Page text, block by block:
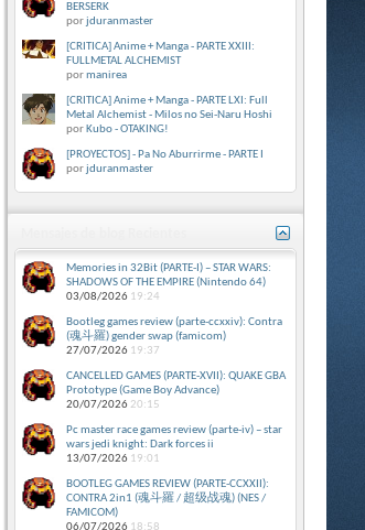
BERSERK
porjduranmaster
[CRITICA] Anime + Manga - PARTE XXIII:
FULLMETAL ALCHEMIST
pormanirea
[CRITICA] Anime + Manga - PARTE LXI: Full
Metal Alchemist - Milos no Sei-Naru Hoshi
por Kubo - OTAKING!
[PROYECTOS] - Pa No Aburrirme - PARTE I
porjduranmaster
Memories in 32Bit (PARTE-I) – STAR WARS:
SHADOWS OF THE EMPIRE (Nintendo 64)
03/08/2026 19:24
Bootleg games review (parte-ccxxiv): Contra
(魂斗羅) gender swap (famicom)
27/07/2026 19:37
CANCELLED GAMES (PARTE-XVII): QUAKE GBA
Prototype (Game Boy Advance)
20/07/2026 20:15
Pc master race games review (parte-iv) – star
wars jedi knight: Dark forces ii
13/07/2026 19:01
BOOTLEG GAMES REVIEW (PARTE-CCXXII):
CONTRA 2in1 (魂斗羅 / 超级战魂) (NES /
FAMICOM)
06/07/2026 18:58